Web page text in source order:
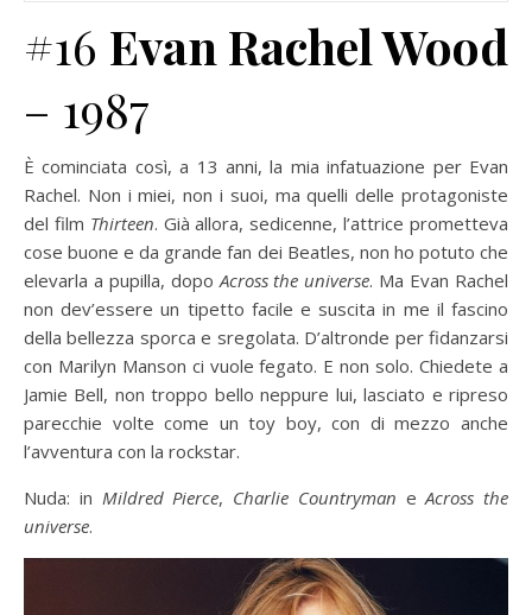
#16 Evan Rachel Wood
– 1987
È cominciata così, a 13 anni, la mia infatuazione per Evan
Rachel. Non i miei, non i suoi, ma quelli delle protagoniste
del film Thirteen. Già allora, sedicenne, l’attrice prometteva
cose buone e da grande fan dei Beatles, non ho potuto che
elevarla a pupilla, dopoAcross the universe. Ma Evan Rachel
non dev’essere un tipetto facile e suscita in me il fascino
della bellezza sporca e sregolata. D’altronde per fidanzarsi
con Marilyn Manson ci vuole fegato. E non solo. Chiedete a
Jamie Bell, non troppo bello neppure lui, lasciato e ripreso
parecchie volte come un toy boy, con di mezzo anche
l’avventura con la rockstar.
Nuda: in Mildred Pierce, Charlie Countryman eAcross the
universe.